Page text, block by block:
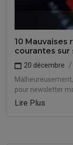
10 Mauvaises
courantes sur
20 décembre
pour newsletter
Lire Plus